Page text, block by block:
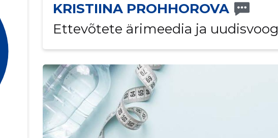
KRISTIINA PROHHOROVA
Ettevõtete ärimeedia ja uudisvoog